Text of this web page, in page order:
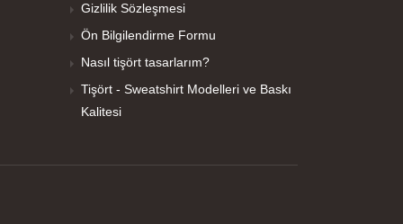
Gizlilik Sözleşmesi
Ön Bilgilendirme Formu
Nasıl tişört tasarlarım?
Tişört - Sweatshirt Modelleri ve Baskı
Kalitesi